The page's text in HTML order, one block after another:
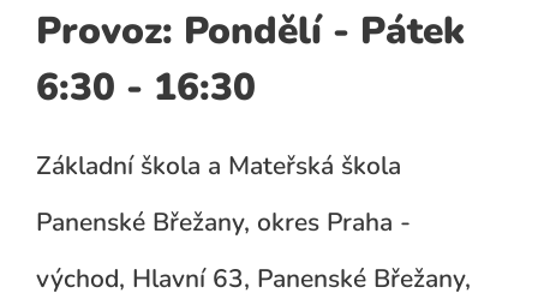
Provoz: Pondělí - Pátek
6:30 - 16:30
Základní škola a Mateřská škola
Panenské Břežany, okres Praha -
východ, Hlavní 63, Panenské Břežany,